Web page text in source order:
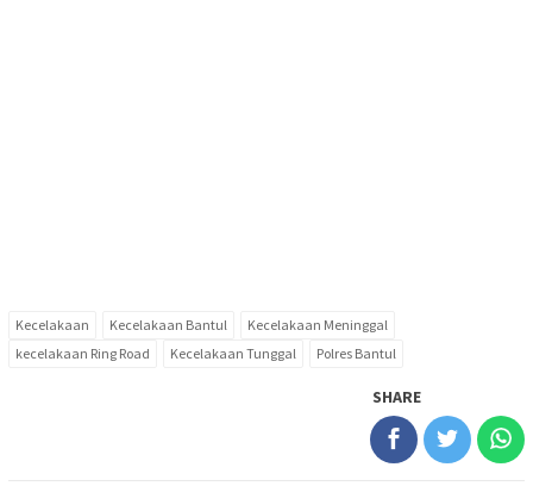
Kecelakaan Kecelakaan Bantul
Kecelakaan Meninggal
kecelakaan Ring Road
Kecelakaan Tunggal Polres Bantul
SHARE